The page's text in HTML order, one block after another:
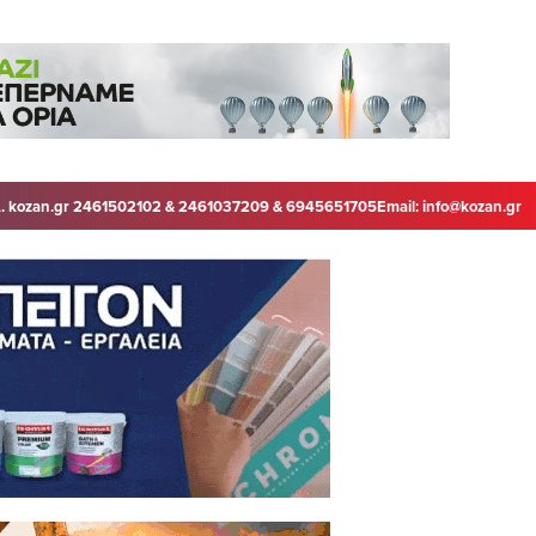
kozan.gr 2461502102 & 2461037209 & 6945651705Email:info@kozan.gr